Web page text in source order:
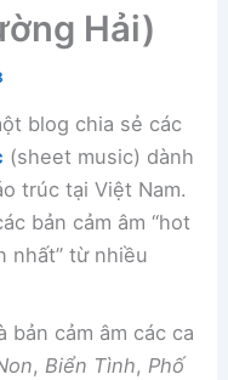
Hải)
blog chia sẻ các
(sheet music) dành
trúc tại Việt Nam.
bản cảm âm “hot
nhất” từ nhiều
bản cảm âm các ca
, Biển Tình, Phố